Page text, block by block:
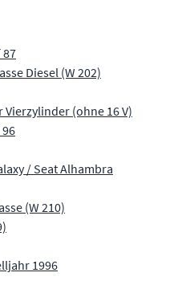
Diesel (W 202)
Vierzylinder (ohne 16 V)
/ Seat Alhambra
(W 210)
1996